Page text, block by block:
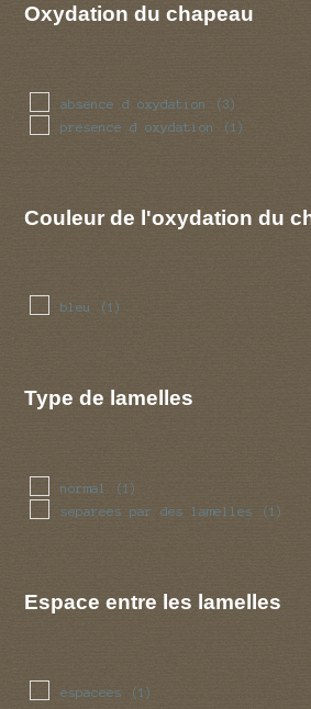
Oxydation du chapeau
absence d oxydation (3)
presence d oxydation (1)
Couleur de l'oxydation du
bleu (1)
Type de lamelles
normal (1)
separees par des lamelles (1)
Espace entre les lamelles
espacees (1)